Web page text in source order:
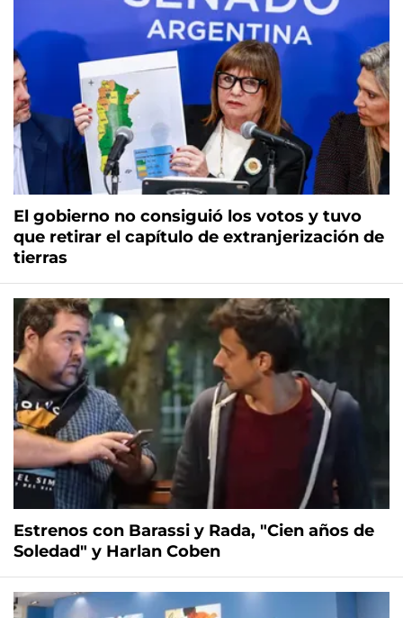
El gobierno no consiguió los votos y tuvo
que retirar el capítulo de extranjerización de
tierras
Estrenos con Barassi y Rada, "Cien años de
Soledad" y Harlan Coben